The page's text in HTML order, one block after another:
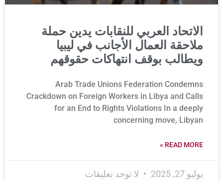
الاتحاد العربي للنقابات يدين حملة
ملاحقة العمال الأجانب في ليبيا
ويطالب بوقف انتهاكات حقوقهم
Arab Trade Unions Federation Condemns
Crackdown on Foreign Workers in Libya and Calls
for an End to Rights Violations In a deeply
concerning move, Libyan
READ MORE »
يوليو 27, 2025 لا توجد تعليقات